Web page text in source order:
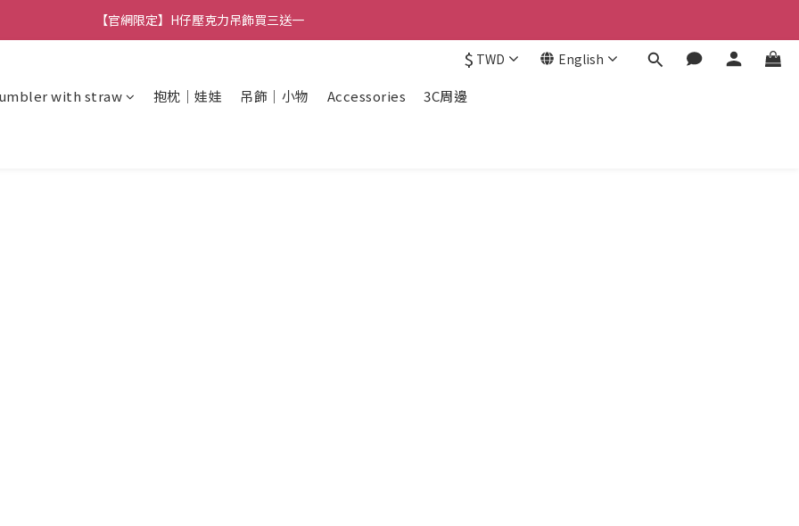
🚚 全館消費滿 $490 超取免運
【官網限定】H仔壓克力吊飾買三送一
$ TWD English
with straw 抱枕｜娃娃 吊飾｜小物 Accessories
3C周邊